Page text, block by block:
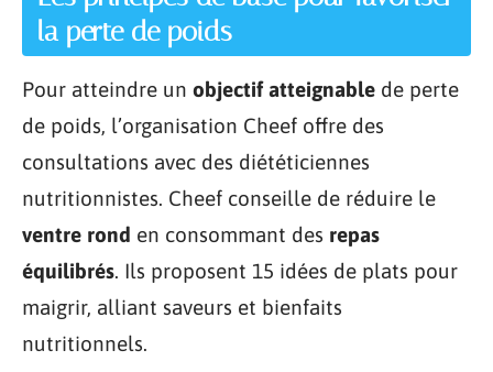
la perte de poids
Pour atteindre un objectif atteignable de perte
de poids, l’organisation Cheef offre des
consultations avec des diététiciennes
nutritionnistes. Cheef conseille de réduire le
ventre rond en consommant des repas
équilibrés. Ils proposent 15 idées de plats pour
maigrir, alliant saveurs et bienfaits
nutritionnels.